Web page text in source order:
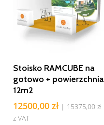
Dodaj Do Koszyka
Stoisko RAMCUBE na
gotowo + powierzchnia
12m2
12500,00 zł | 15375,00 zł
z VAT